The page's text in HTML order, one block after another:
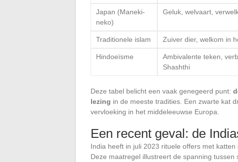
Japan (Maneki-
neko)
Geluk, welvaart,
Traditionele islam Zuiver dier, welkom in
Hindoeïsme
Ambivalente teken,
Shashthi
Deze tabel belicht een vaak genegeerd punt:
lezing in de meeste tradities. Een zwarte kat
vervloeking in het middeleeuwse Europa.
Een recent geval: de
India heeft in juli 2023 rituele offers met
Deze maatregel illustreert de spanning